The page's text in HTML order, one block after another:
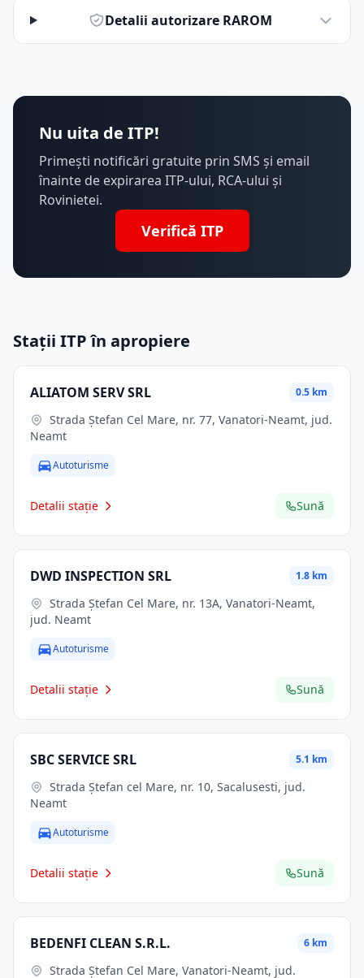
Detalii autorizare RAROM
Nu uita de ITP!
Primești notificări gratuite prin SMS și email
înainte de expirarea ITP-ului, RCA-ului și
Rovinietei.
Verifică ITP
Stații ITP în apropiere
ALIATOM SERV SRL 0.5 km
Neamt
Autoturisme
Detalii stație Sună
DWD INSPECTION SRL 1.8 km
jud. Neamt
Autoturisme
Detalii stație Sună
SBC SERVICE SRL 5.1 km
Neamt
Autoturisme
Detalii stație Sună
BEDENFI CLEAN S.R.L. 6 km